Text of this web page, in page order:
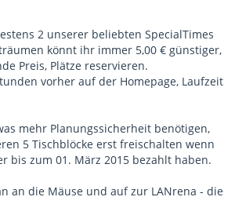
2 unserer beliebten SpecialTimes
könnt ihr immer 5,00 € günstiger,
Preis, Plätze reservieren.
vorher auf der Homepage, Laufzeit
mehr Planungssicherheit benötigen,
5 Tischblöcke erst freischalten wenn
bis zum 01. März 2015 bezahlt haben.
an die Mäuse und auf zur LANrena - die